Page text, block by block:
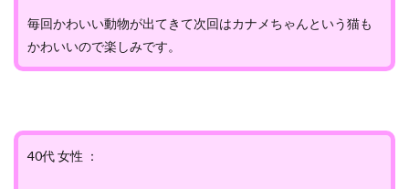
毎回かわいい動物が出てきて次回はカナメちゃんという猫も
かわいいので楽しみです。
40代 女性 ：